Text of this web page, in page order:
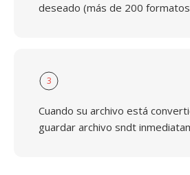
deseado (más de 200
3
Cuando su archivo está
guardar archivo sndt